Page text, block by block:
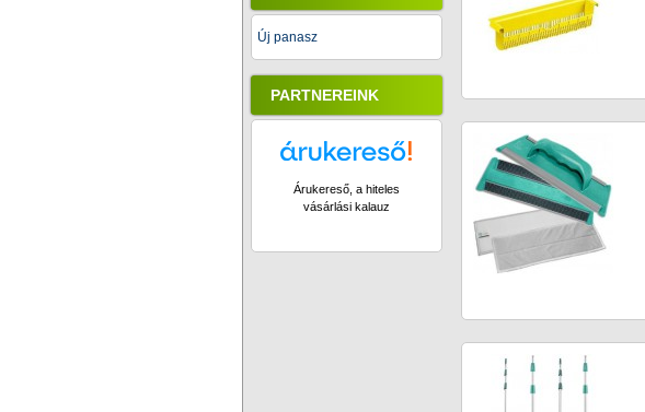
Új panasz
PARTNEREINK
Árukereső, a hiteles
vásárlási kalauz